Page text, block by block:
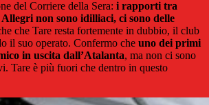
del Corriere della Sera: i rapporti tra
non sono idilliaci, ci sono delle
che Tare resta fortemente in dubbio, il club
il suo operato. Confermo che uno dei primi
in uscita dall’Atalanta, ma non ci sono
Tare è più fuori che dentro in questo